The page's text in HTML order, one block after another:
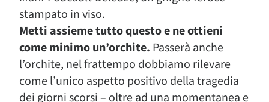
stampato in viso.
Metti assieme tutto questo e ne ottieni
come minimo un’orchite. Passerà anche
l’orchite, nel frattempo dobbiamo rilevare
come l’unico aspetto positivo della tragedia
dei giorni scorsi – oltre ad una momentanea e